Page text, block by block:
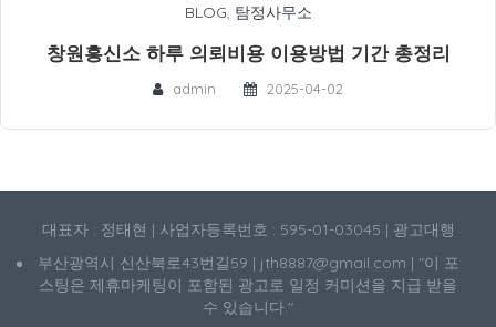
BLOG, 탐정사무소
창원흥신소 하루 의뢰비용 이용방법 기간 총정리
admin 2025-04-02
대표자 : 정태현 | 사업자등록번호 : 595-01-03045 | 광고대행
부산광역시 신산북로43번길59 | jth8887@gmail.com | "이 포
스팅은 제휴마케팅이 포함된 광고로 일정 커미션을 지급 받을
수 있습니다."